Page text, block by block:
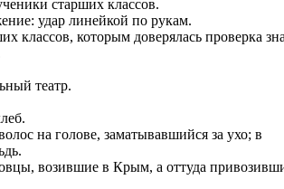
старших классов.
удар линейкой по рукам.
классов, которым доверялась проверка
театр.
на голове, заматывавшийся за ухо; в
возившие в Крым, а оттуда